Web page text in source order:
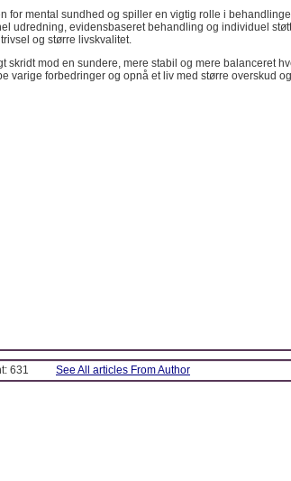
for mental sundhed og spiller en vigtig rolle i
udredning, evidensbaseret behandling og individuel
og større livskvalitet.
skridt mod en sundere, mere stabil og mere balanceret
varige forbedringer og opnå et liv med større overskud
631 See All articles From Author